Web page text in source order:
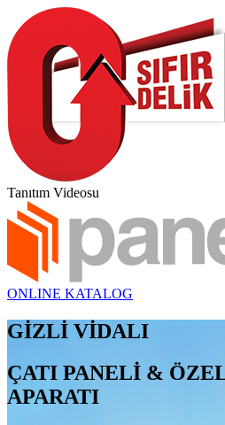
Tanıtım Videosu
ONLINE KATALOG
GİZLİ VİDALI
ÇATI PANELİ &
APARATI